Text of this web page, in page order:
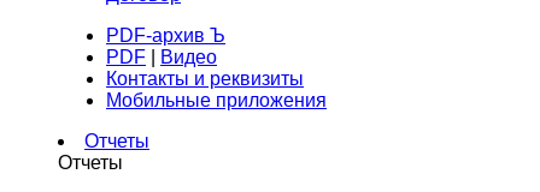
PDF-архив Ъ
PDF
Видео
Контакты и реквизиты
Мобильные приложения
Отчеты
Отчеты